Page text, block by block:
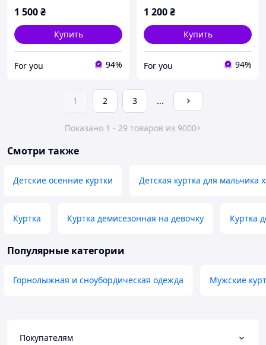
1 500₴
Купить
For you 94%
1 200₴
Купить
For you 94%
1 2 3 ...
Показано 1 - 29 товаров из 9000+
Смотри также
Детские осенние куртки Детская куртка для мальчика
Куртка Куртка демисезонная на девочку Куртка
Популярные категории
Горнолыжная и сноубордическая одежда Мужские
Покупателям